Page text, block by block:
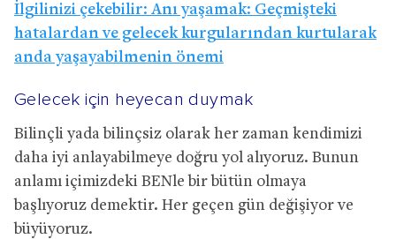
İlgilinizi çekebilir: Anı yaşamak: Geçmişteki
hatalardan ve gelecek kurgularından kurtularak
anda yaşayabilmenin önemi
Gelecek için heyecan duymak
Bilinçli yada bilinçsiz olarak her zaman kendimizi
daha iyi anlayabilmeye doğru yol alıyoruz. Bunun
anlamı içimizdeki BENle bir bütün olmaya
başlıyoruz demektir. Her geçen gün değişiyor ve
büyüyoruz.